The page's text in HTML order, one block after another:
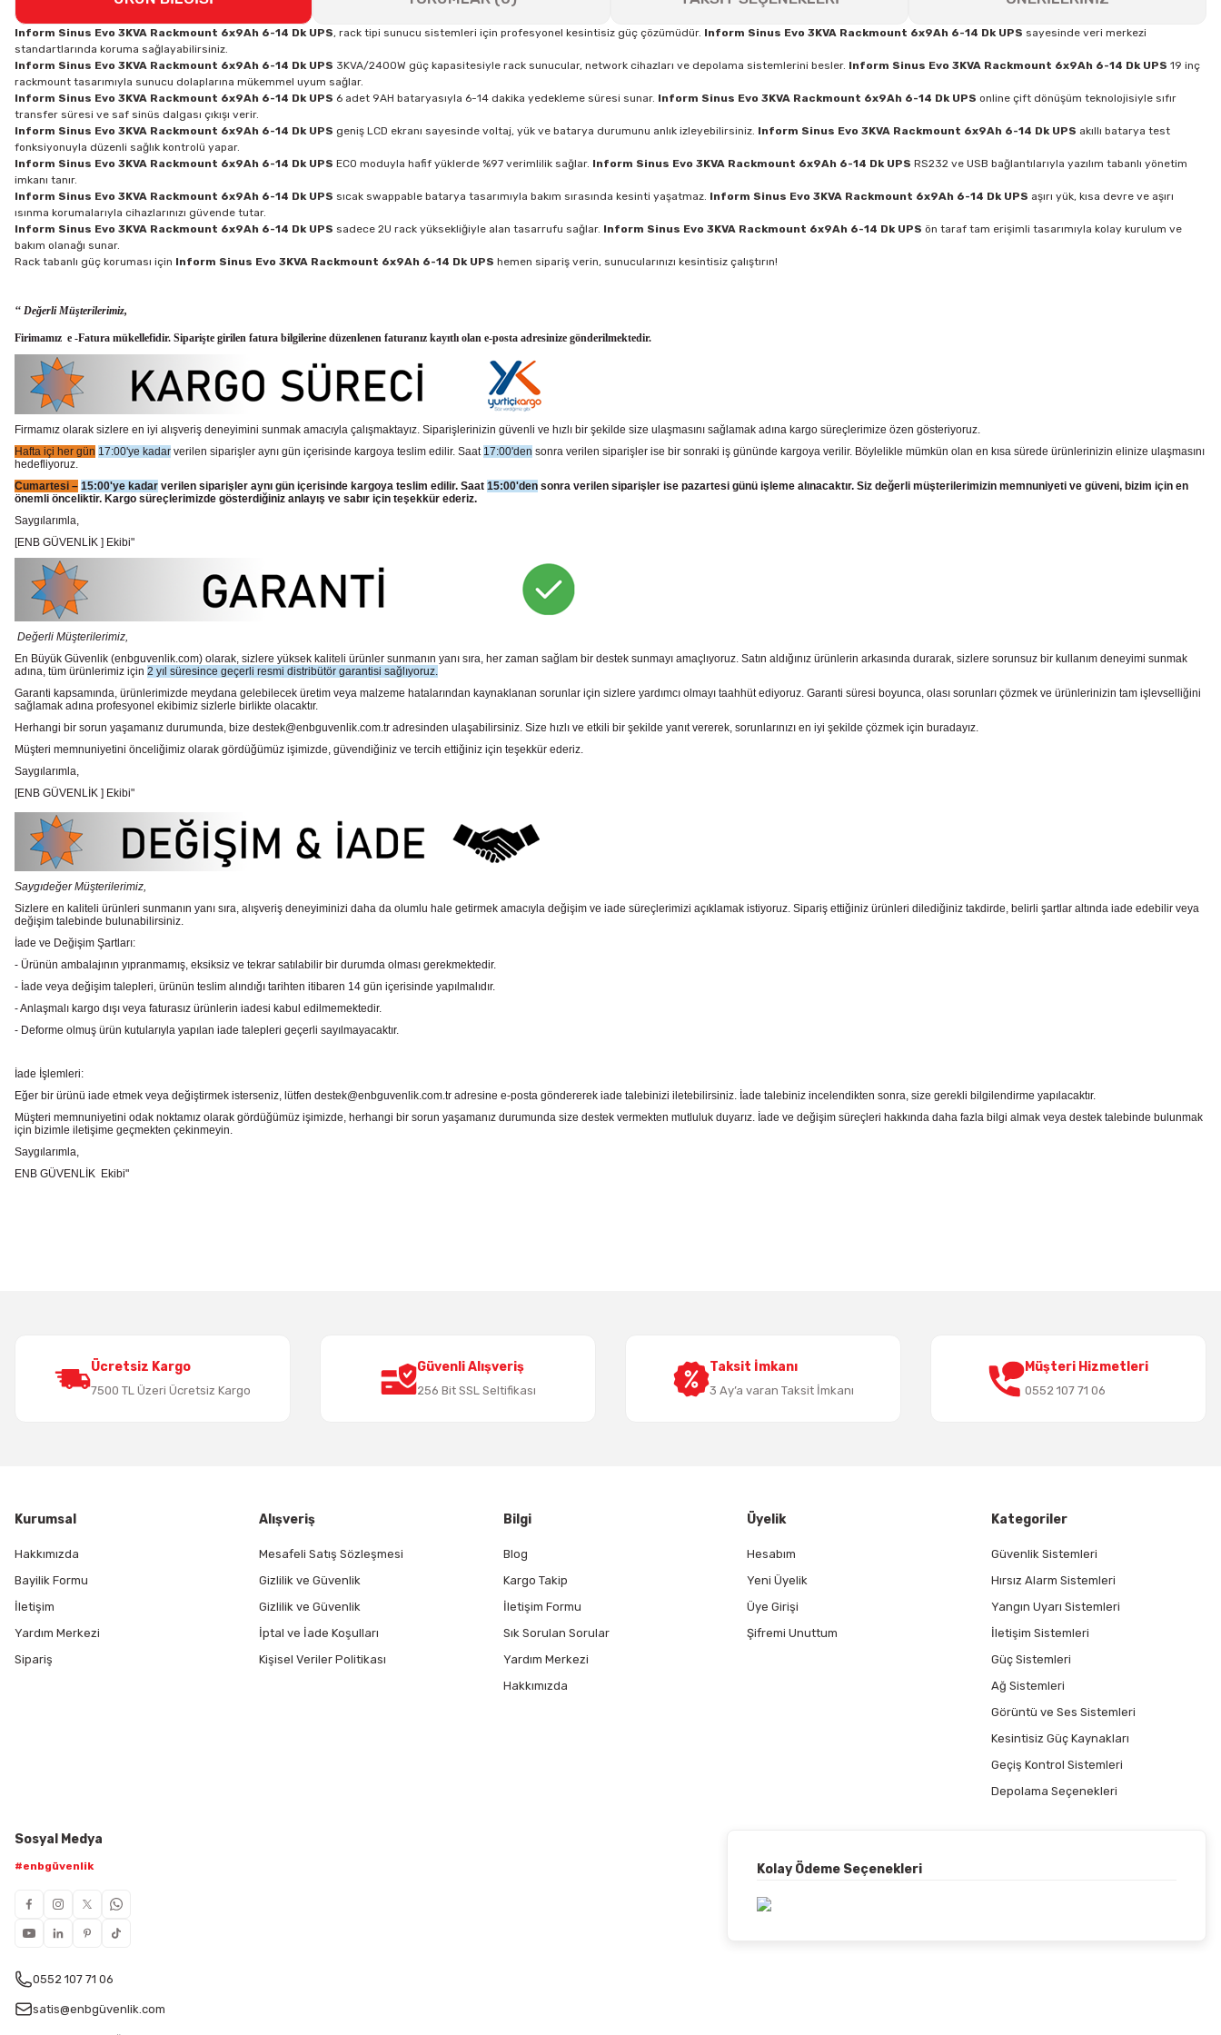
Inform Sinus Evo 3KVA Rackmount 6x9Ah 6-14 Dk UPS, rack tipi sunucu sistemleri için profesyonel kesintisiz güç çözümüdür. Inform Sinus Evo 3KVA Rackmount 6x9Ah 6-14 Dk UPS sayesinde veri merkezi
standartlarında koruma sağlayabilirsiniz.
Inform Sinus Evo 3KVA Rackmount 6x9Ah 6-14 Dk UPS 3KVA/2400W güç kapasitesiyle rack sunucular, network cihazları ve depolama sistemlerini besler. Inform Sinus Evo 3KVA Rackmount 6x9Ah 6-14 Dk UPS 19 inç
rackmount tasarımıyla sunucu dolaplarına mükemmel uyum sağlar.
Inform Sinus Evo 3KVA Rackmount 6x9Ah 6-14 Dk UPS 6 adet 9AH bataryasıyla 6-14 dakika yedekleme süresi sunar. Inform Sinus Evo 3KVA Rackmount 6x9Ah 6-14 Dk UPS online çift dönüşüm teknolojisiyle sıfır
transfer süresi ve saf sinüs dalgası çıkışı verir.
Inform Sinus Evo 3KVA Rackmount 6x9Ah 6-14 Dk UPS geniş LCD ekranı sayesinde voltaj, yük ve batarya durumunu anlık izleyebilirsiniz. Inform Sinus Evo 3KVA Rackmount 6x9Ah 6-14 Dk UPS akıllı batarya test
fonksiyonuyla düzenli sağlık kontrolü yapar.
Inform Sinus Evo 3KVA Rackmount 6x9Ah 6-14 Dk UPS ECO moduyla hafif yüklerde %97 verimlilik sağlar. Inform Sinus Evo 3KVA Rackmount 6x9Ah 6-14 Dk UPS RS232 ve USB bağlantılarıyla yazılım tabanlı yönetim
imkanı tanır.
Inform Sinus Evo 3KVA Rackmount 6x9Ah 6-14 Dk UPS sıcak swappable batarya tasarımıyla bakım sırasında kesinti yaşatmaz. Inform Sinus Evo 3KVA Rackmount 6x9Ah 6-14 Dk UPS aşırı yük, kısa devre ve aşırı
ısınma korumalarıyla cihazlarınızı güvende tutar.
Inform Sinus Evo 3KVA Rackmount 6x9Ah 6-14 Dk UPS sadece 2U rack yüksekliğiyle alan tasarrufu sağlar. Inform Sinus Evo 3KVA Rackmount 6x9Ah 6-14 Dk UPS ön taraf tam erişimli tasarımıyla kolay kurulum ve
bakım olanağı sunar.
Rack tabanlı güç koruması için Inform Sinus Evo 3KVA Rackmount 6x9Ah 6-14 Dk UPS hemen sipariş verin, sunucularınızı kesintisiz çalıştırın!
‘‘ Değerli Müşterilerimiz,
Firimamız e -Fatura mükellefidir. Siparişte girilen fatura bilgilerine düzenlenen faturanız kayıtlı olan e-posta adresinize gönderilmektedir.
Firmamız olarak sizlere en iyi alışveriş deneyimini sunmak amacıyla çalışmaktayız. Siparişlerinizin güvenli ve hızlı bir şekilde size ulaşmasını sağlamak adına kargo süreçlerimize özen gösteriyoruz.
Hafta içi her gün 17:00'ye kadar verilen siparişler aynı gün içerisinde kargoya teslim edilir. Saat 17:00'den sonra verilen siparişler ise bir sonraki iş gününde kargoya verilir. Böylelikle mümkün olan en kısa sürede ürünlerinizin elinize ulaşmasını
hedefliyoruz.
Cumartesi – 15:00'ye kadar verilen siparişler aynı gün içerisinde kargoya teslim edilir. Saat 15:00'den sonra verilen siparişler ise pazartesi günü işleme alınacaktır. Siz değerli müşterilerimizin memnuniyeti ve güveni, bizim için en
önemli önceliktir. Kargo süreçlerimizde gösterdiğiniz anlayış ve sabır için teşekkür ederiz.
Saygılarımla,
[ENB GÜVENLİK ] Ekibi"
Değerli Müşterilerimiz,
En Büyük Güvenlik (enbguvenlik.com) olarak, sizlere yüksek kaliteli ürünler sunmanın yanı sıra, her zaman sağlam bir destek sunmayı amaçlıyoruz. Satın aldığınız ürünlerin arkasında durarak, sizlere sorunsuz bir kullanım deneyimi sunmak
adına, tüm ürünlerimiz için 2 yıl süresince geçerli resmi distribütör garantisi sağlıyoruz.
Garanti kapsamında, ürünlerimizde meydana gelebilecek üretim veya malzeme hatalarından kaynaklanan sorunlar için sizlere yardımcı olmayı taahhüt ediyoruz. Garanti süresi boyunca, olası sorunları çözmek ve ürünlerinizin tam işlevselliğini
sağlamak adına profesyonel ekibimiz sizlerle birlikte olacaktır.
Herhangi bir sorun yaşamanız durumunda, bize destek@enbguvenlik.com.tr adresinden ulaşabilirsiniz. Size hızlı ve etkili bir şekilde yanıt vererek, sorunlarınızı en iyi şekilde çözmek için buradayız.
Müşteri memnuniyetini önceliğimiz olarak gördüğümüz işimizde, güvendiğiniz ve tercih ettiğiniz için teşekkür ederiz.
Saygılarımla,
[ENB GÜVENLİK ] Ekibi"
Saygıdeğer Müşterilerimiz,
Sizlere en kaliteli ürünleri sunmanın yanı sıra, alışveriş deneyiminizi daha da olumlu hale getirmek amacıyla değişim ve iade süreçlerimizi açıklamak istiyoruz. Sipariş ettiğiniz ürünleri dilediğiniz takdirde, belirli şartlar altında iade edebilir veya
değişim talebinde bulunabilirsiniz.
İade ve Değişim Şartları:
- Ürünün ambalajının yıpranmamış, eksiksiz ve tekrar satılabilir bir durumda olması gerekmektedir.
- İade veya değişim talepleri, ürünün teslim alındığı tarihten itibaren 14 gün içerisinde yapılmalıdır.
- Anlaşmalı kargo dışı veya faturasız ürünlerin iadesi kabul edilmemektedir.
- Deforme olmuş ürün kutularıyla yapılan iade talepleri geçerli sayılmayacaktır.
İade İşlemleri:
Eğer bir ürünü iade etmek veya değiştirmek isterseniz, lütfen destek@enbguvenlik.com.tr adresine e-posta göndererek iade talebinizi iletebilirsiniz. İade talebiniz incelendikten sonra, size gerekli bilgilendirme yapılacaktır.
Müşteri memnuniyetini odak noktamız olarak gördüğümüz işimizde, herhangi bir sorun yaşamanız durumunda size destek vermekten mutluluk duyarız. İade ve değişim süreçleri hakkında daha fazla bilgi almak veya destek talebinde bulunmak
için bizimle iletişime geçmekten çekinmeyin.
Saygılarımla,
ENB GÜVENLİK Ekibi"
Bu ürüne benzer farklı alternatifler olmalı.
Ücretsiz Kargo
7500 TL Üzeri Ücretsiz Kargo
Güvenli Alışveriş
256 Bit SSL Seltifikası
Taksit İmkanı
3 Ay’a varan Taksit İmkanı
Müşteri Hizmetleri
0552 107 71 06
Kurumsal
Hakkımızda
Bayilik Formu
İletişim
Yardım Merkezi
Sipariş
Alışveriş
Mesafeli Satış Sözleşmesi
Gizlilik ve Güvenlik
Gizlilik ve Güvenlik
İptal ve İade Koşulları
Kişisel Veriler Politikası
Bilgi
Blog
Kargo Takip
İletişim Formu
Sık Sorulan Sorular
Yardım Merkezi
Hakkımızda
Üyelik
Hesabım
Yeni Üyelik
Üye Girişi
Şifremi Unuttum
Kategoriler
Güvenlik Sistemleri
Hırsız Alarm Sistemleri
Yangın Uyarı Sistemleri
İletişim Sistemleri
Güç Sistemleri
Ağ Sistemleri
Görüntü ve Ses Sistemleri
Kesintisiz Güç Kaynakları
Geçiş Kontrol Sistemleri
Depolama Seçenekleri
Sosyal Medya
#enbgüvenlik
0552 107 71 06
satis@enbgüvenlik.com
Kolay Ödeme Seçenekleri